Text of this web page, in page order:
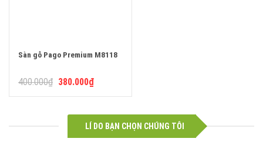
Sàn gỗ Pago Premium M8118
400.000₫ Giá
là:
380.000₫Giá
tại
LÍ DO BẠN CHỌN CHÚNG TÔI